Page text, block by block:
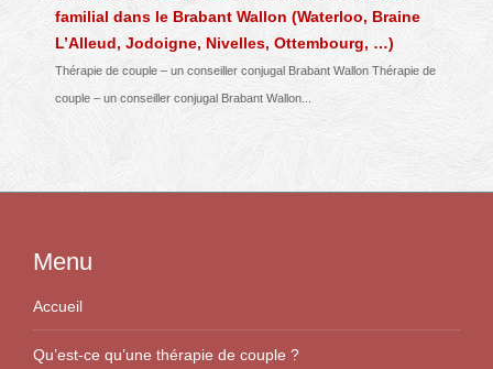
familial dans le Brabant Wallon (Waterloo, Braine
L’Alleud, Jodoigne, Nivelles, Ottembourg, …)
Thérapie de couple – un conseiller conjugal Brabant Wallon Thérapie de
couple – un conseiller conjugal Brabant Wallon...
Menu
Accueil
Qu’est-ce qu’une thérapie de couple ?